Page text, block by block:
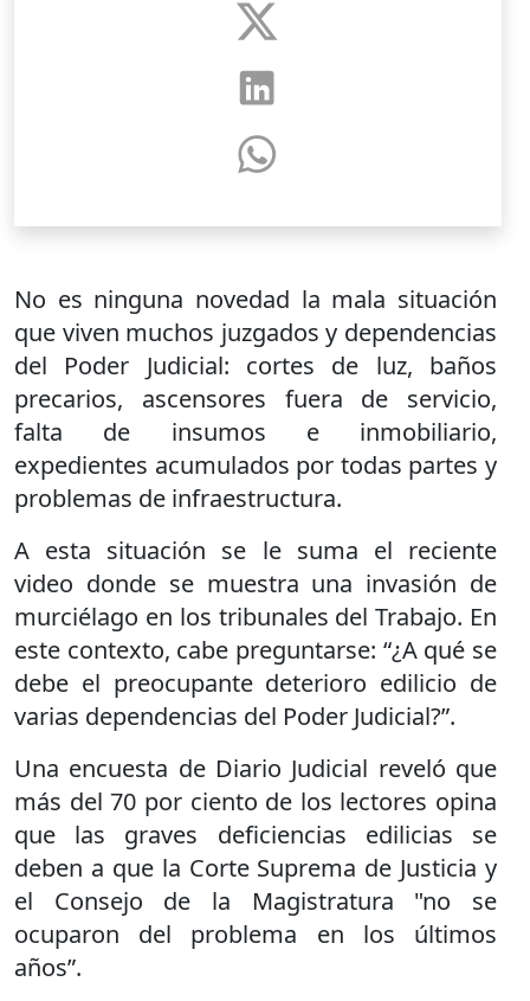
No es ninguna novedad la mala situación
que viven muchos juzgados y dependencias
del Poder Judicial: cortes de luz, baños
precarios, ascensores fuera de servicio,
falta de insumos e inmobiliario,
expedientes acumulados por todas partes y
problemas de infraestructura.
A esta situación se le suma el reciente
video donde se muestra una invasión de
murciélago en los tribunales del Trabajo. En
este contexto, cabe preguntarse: “¿A qué se
debe el preocupante deterioro edilicio de
varias dependencias del Poder Judicial?”.
Una encuesta de Diario Judicial reveló que
más del 70 por ciento de los lectores opina
que las graves deficiencias edilicias se
deben a que la Corte Suprema de Justicia y
el Consejo de la Magistratura "no se
ocuparon del problema en los últimos
años”.